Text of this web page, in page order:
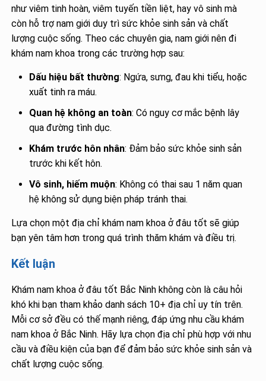
như viêm tinh hoàn, viêm tuyến tiền liệt, hay vô sinh mà
còn hỗ trợ nam giới duy trì sức khỏe sinh sản và chất
lượng cuộc sống. Theo các chuyên gia, nam giới nên đi
khám nam khoa trong các trường hợp sau:
Dấu hiệu bất thường: Ngứa, sưng, đau khi tiểu, hoặc
xuất tinh ra máu.
Quan hệ không an toàn: Có nguy cơ mắc bệnh lây
qua đường tình dục.
Khám trước hôn nhân: Đảm bảo sức khỏe sinh sản
trước khi kết hôn.
Vô sinh, hiếm muộn: Không có thai sau 1 năm quan
hệ không sử dụng biện pháp tránh thai.
Lựa chọn một địa chỉ khám nam khoa ở đâu tốt sẽ giúp
bạn yên tâm hơn trong quá trình thăm khám và điều trị.
Kết luận
Khám nam khoa ở đâu tốt Bắc Ninh không còn là câu hỏi
khó khi bạn tham khảo danh sách 10+ địa chỉ uy tín trên.
Mỗi cơ sở đều có thế mạnh riêng, đáp ứng nhu cầu khám
nam khoa ở Bắc Ninh. Hãy lựa chọn địa chỉ phù hợp với nhu
cầu và điều kiện của bạn để đảm bảo sức khỏe sinh sản và
chất lượng cuộc sống.